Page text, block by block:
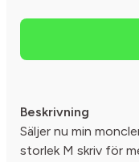
Beskrivning
Säljer nu min
storlek M skriv för